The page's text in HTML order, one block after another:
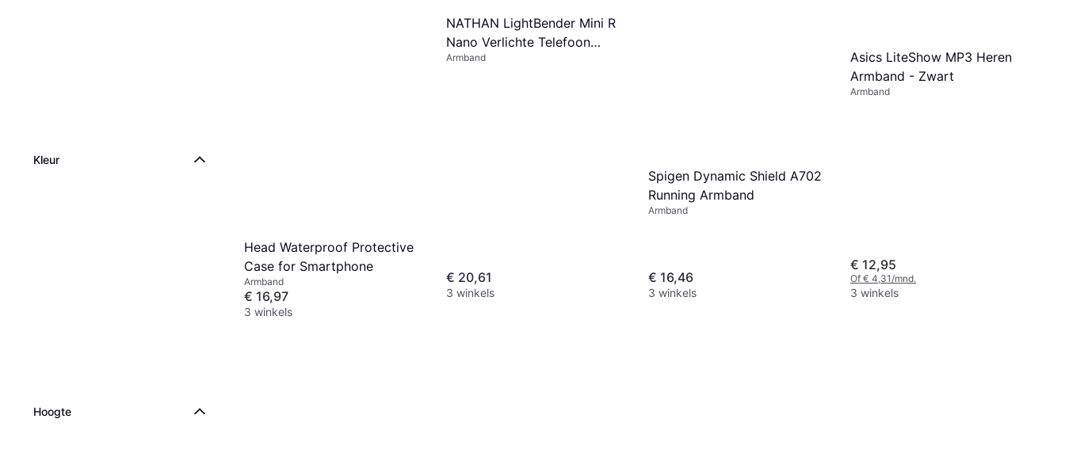
Kleur
Hoogte
Head Waterproof Protective
Case for Smartphone
Armband
€ 16,97
3 winkels
NATHAN LightBender Mini R
Nano Verlichte Telefoon
Armband
Armband
€ 20,61
3 winkels
Spigen Dynamic Shield A702
Running Armband
Armband
€ 16,46
3 winkels
Asics LiteShow MP3 Heren
Armband - Zwart
Armband
€ 12,95
Of € 4,31/mnd.
3 winkels